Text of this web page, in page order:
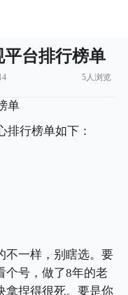
平台排行榜单
5人浏览
单
排行榜单如下：
不一样，别瞎选。要
个号，做了8年的老
拿捏得很死。要是你